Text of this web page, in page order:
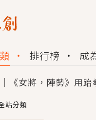
排行榜 成
《女將，陣勢》用跆
｜華文小說創作首
站分類